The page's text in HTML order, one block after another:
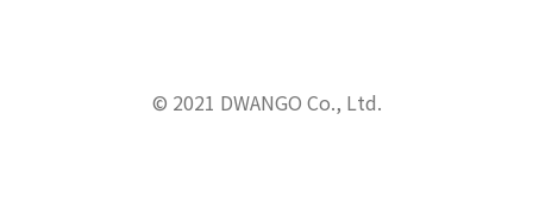
© 2021 DWANGO Co., Ltd.